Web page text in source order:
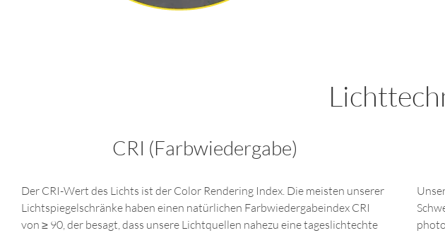
CRI (Farbwiedergabe)
Der CRI-Wert des Lichts ist der Color Rendering Index. Die meisten unserer
Lichtspiegelschränke haben einen natürlichen Farbwiedergabeindex CRI
von ≥ 90, der besagt, dass unsere Lichtquellen nahezu eine tageslichtechte